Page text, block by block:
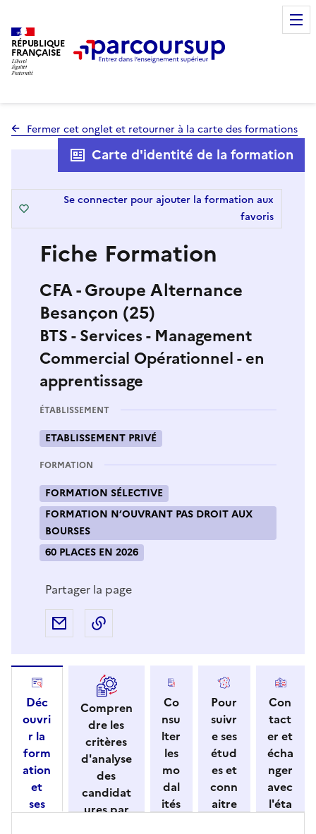
RÉPUBLIQUE
FRANÇAISE
Fermer cet onglet et retourner à la carte des formations
Fiche Formation
CFA - Groupe Alternance
Besançon (25)
BTS - Services - Management
Commercial Opérationnel - en
apprentissage
Carte d'identité de la formation
Se connecter pour ajouter la formation aux
favoris
ÉTABLISSEMENT
ETABLISSEMENT PRIVÉ
FORMATION
FORMATION SÉLECTIVE
FORMATION N’OUVRANT PAS DROIT AUX
BOURSES
60 PLACES EN 2026
Partager la page
Partager par e-mail
Déc
ouvri
r la
form
ation
et
ses
Compren
dre les
critères
d'analyse
des
candidat
ures par
Co
nsu
lter
les
mo
dal
ités
Pour
suivr
e ses
étud
es et
conn
aitre
Con
tact
er et
écha
nger
avec
l'éta